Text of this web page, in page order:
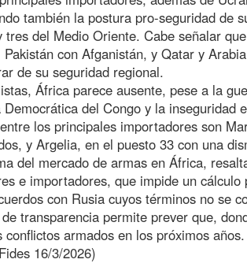
también la postura pro-seguridad de
tres del Medio Oriente. Cabe señalar
Pakistán con Afganistán, y Qatar y
de su seguridad regional.
África parece ausente, pese a la
Democrática del Congo y la
los principales importadores son
y Argelia, en el puesto 33 con una
del mercado de armas en África,
e importadores, que impide un
con Rusia cuyos términos no se
transparencia permite prever que,
conflictos armados en los próximos años.
16/3/2026)